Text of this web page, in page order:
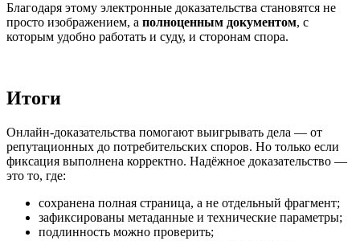
Благодаря этому электронные доказательства становятся не
просто изображением, а полноценным документом, с
которым удобно работать и суду, и сторонам спора.
Итоги
Онлайн-доказательства помогают выигрывать дела — от
репутационных до потребительских споров. Но только если
фиксация выполнена корректно. Надёжное доказательство —
это то, где:
сохранена полная страница, а не отдельный фрагмент;
зафиксированы метаданные и технические параметры;
подлинность можно проверить;